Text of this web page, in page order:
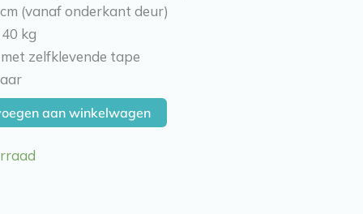
(vanaf onderkant deur)
kg
zelfklevende tape
aan winkelwagen